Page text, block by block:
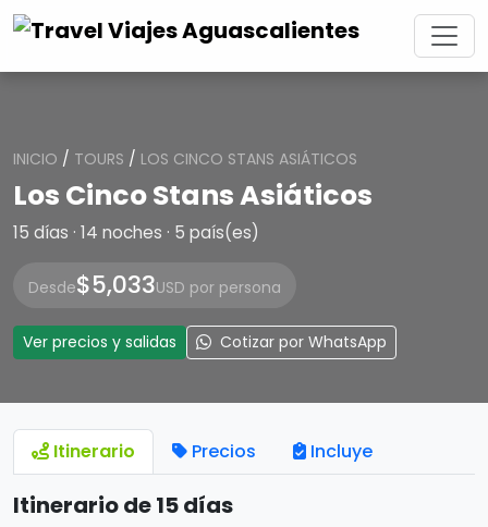
INICIO / TOURS / LOS CINCO STANS ASIÁTICOS
Los Cinco Stans Asiáticos
15 días · 14 noches · 5 país(es)
Desde$5,033USD por persona
Ver precios y salidas Cotizar por WhatsApp
Itinerario Precios Incluye
Itinerario de 15 días